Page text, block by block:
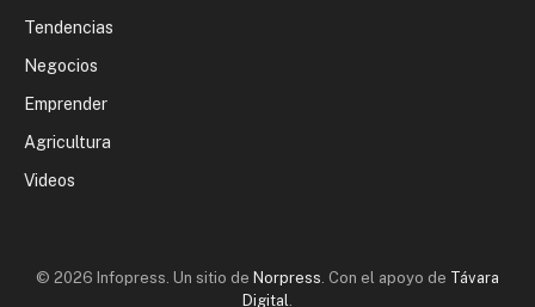
Tendencias
Negocios
Emprender
Agricultura
Videos
© 2026 Infopress. Un sitio de Norpress . Con el apoyo de Távara
Digital